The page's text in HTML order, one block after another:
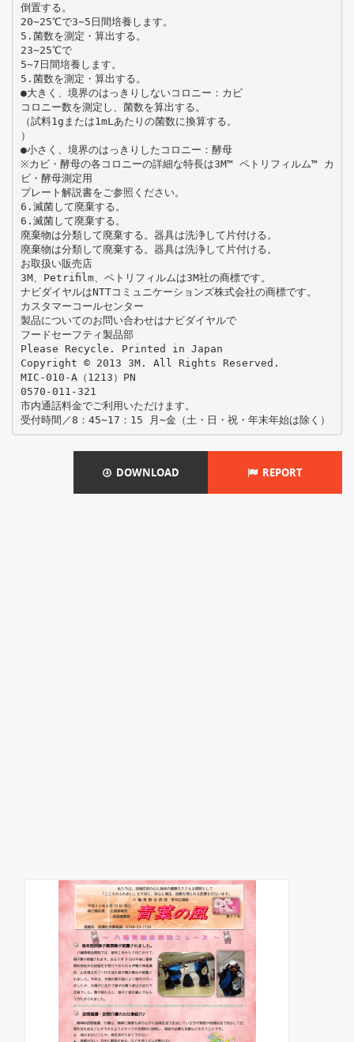
倒置する。
20∼25℃で3∼5日間培養します。
5.菌数を測定・算出する。
23∼25℃で
5∼7日間培養します。
5.菌数を測定・算出する。
●大きく、境界のはっきりしないコロニー：カビ
コロニー数を測定し、菌数を算出する。
（試料1gまたは1mLあたりの菌数に換算する。
）
●小さく、境界のはっきりしたコロニー：酵母
※カビ・酵母の各コロニーの詳細な特長は3M™ ペトリフィルム™ カ
ビ・酵母測定用
プレート解説書をご参照ください。
6.滅菌して廃棄する。
6.滅菌して廃棄する。
廃棄物は分類して廃棄する。器具は洗浄して片付ける。
廃棄物は分類して廃棄する。器具は洗浄して片付ける。
お取扱い販売店
3M、Petriﬁlm、ペトリフィルムは3M社の商標です。
ナビダイヤルはNTTコミュニケーションズ株式会社の商標です。
カスタマーコールセンター
製品についてのお問い合わせはナビダイヤルで
フードセーフティ製品部
Please Recycle. Printed in Japan
Copyright © 2013 3M. All Rights Reserved.
MIC-010-A（1213）PN
0570-011-321
市内通話料金でご利用いただけます。
DOWNLOAD REPORT